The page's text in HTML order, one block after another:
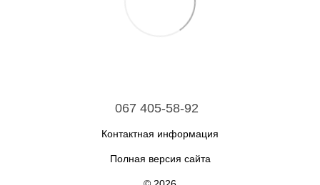
067 405-58-92
Контактная информация
Полная версия сайта